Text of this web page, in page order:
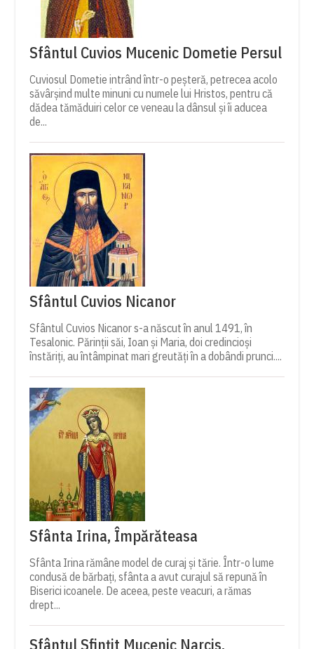
Sfântul Cuvios Mucenic Dometie Persul
Cuviosul Dometie intrând într-o peșteră, petrecea acolo
săvârșind multe minuni cu numele lui Hristos, pentru că
dădea tămăduiri celor ce veneau la dânsul și îi aducea
de...
Sfântul Cuvios Nicanor
Sfântul Cuvios Nicanor s-a născut în anul 1491, în
Tesalonic. Părinții săi, Ioan și Maria, doi credincioși
înstăriți, au întâmpinat mari greutăți în a dobândi prunci....
Sfânta Irina, Împărăteasa
Sfânta Irina rămâne model de curaj și tărie. Într-o lume
condusă de bărbați, sfânta a avut curajul să repună în
Biserici icoanele. De aceea, peste veacuri, a rămas
drept...
Sfântul Sfinţit Mucenic Narcis,